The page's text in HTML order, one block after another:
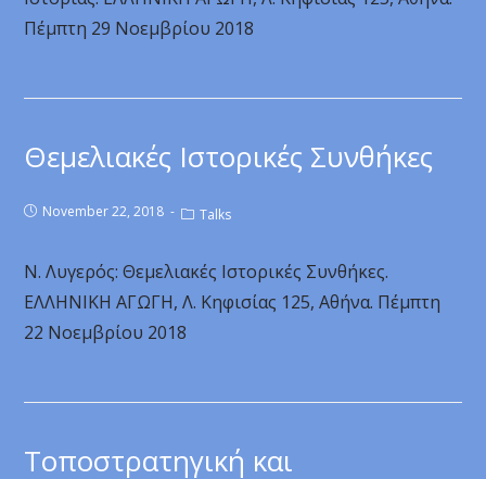
Πέμπτη 29 Νοεμβρίου 2018
Θεμελιακές Ιστορικές Συνθήκες
November 22, 2018 Talks
Ν. Λυγερός: Θεμελιακές Ιστορικές Συνθήκες.
ΕΛΛΗΝΙΚΗ ΑΓΩΓΗ, Λ. Κηφισίας 125, Αθήνα. Πέμπτη
22 Νοεμβρίου 2018
Τοποστρατηγική και